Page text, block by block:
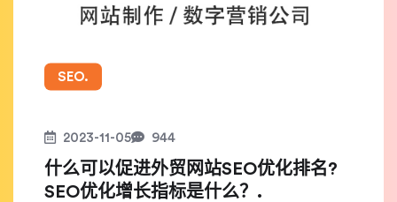
SEO.
2023-11-05 944
什么可以促进外贸网站SEO优化排名?
SEO优化增长指标是什么？.